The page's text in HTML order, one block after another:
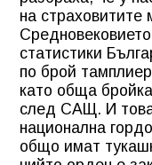
на страховитите
статистики
по брой
като обща
след САЩ. И
национална
общо имат